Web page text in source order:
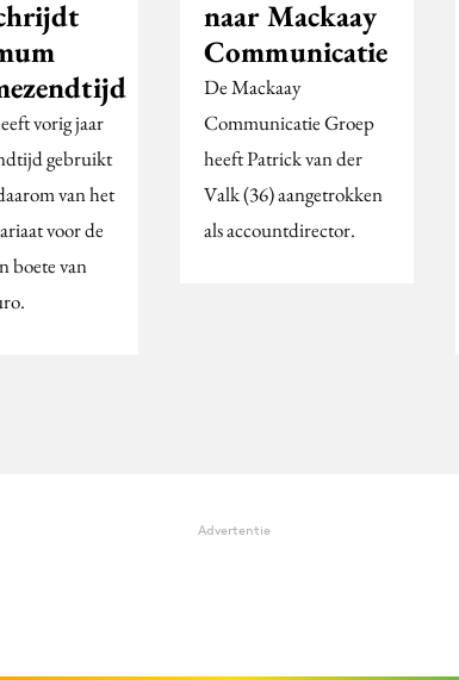
vorig jaar
gebruikt
van het
voor de
boete van
naar Mackaay
Communicatie
De Mackaay
Communicatie Groep
heeft Patrick van der
Valk (36) aangetrokken
als accountdirector.
Advertentie